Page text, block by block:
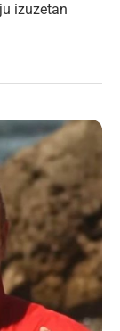
izuzetan